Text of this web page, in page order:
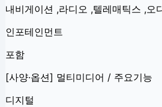
내비게이션 ,라디오 ,텔레매틱스 ,오
인포테인먼트
포함
[사양·옵션] 멀티미디어 / 주요기능
디지털